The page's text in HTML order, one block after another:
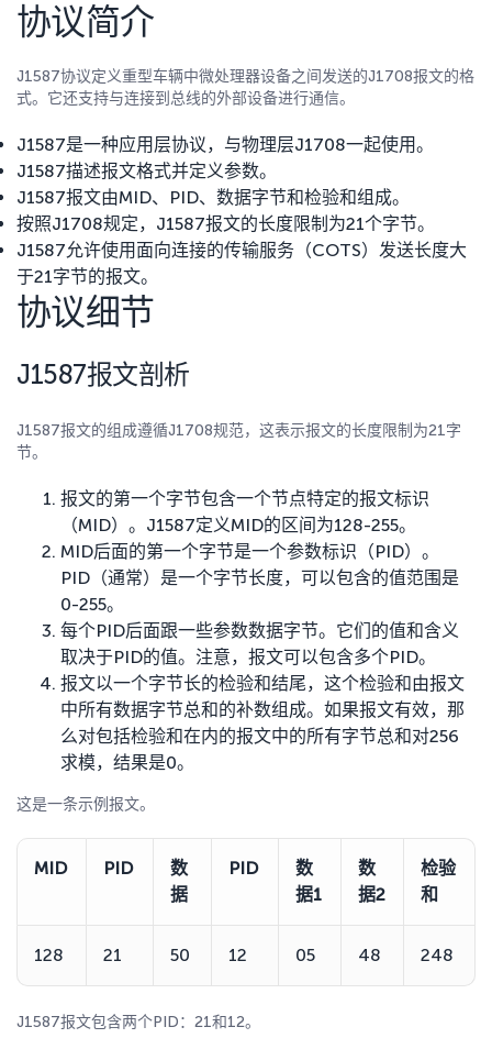
协议简介
J1587协议定义重型车辆中微处理器设备之间发送的J1708报文的格
式。它还支持与连接到总线的外部设备进行通信。
J1587是一种应用层协议，与物理层J1708一起使用。
J1587描述报文格式并定义参数。
J1587报文由MID、PID、数据字节和检验和组成。
按照J1708规定，J1587报文的长度限制为21个字节。
J1587允许使用面向连接的传输服务（COTS）发送长度大
于21字节的报文。
协议细节
J1587报文剖析
J1587报文的组成遵循J1708规范，这表示报文的长度限制为21字
节。
报文的第一个字节包含一个节点特定的报文标识
（MID）。J1587定义MID的区间为128-255。
MID后面的第一个字节是一个参数标识（PID）。
PID（通常）是一个字节长度，可以包含的值范围是
0-255。
每个PID后面跟一些参数数据字节。它们的值和含义
取决于PID的值。注意，报文可以包含多个PID。
报文以一个字节长的检验和结尾，这个检验和由报文
中所有数据字节总和的补数组成。如果报文有效，那
么对包括检验和在内的报文中的所有字节总和对256
求模，结果是0。
这是一条示例报文。
MID PID
数
据
PID
数
据1
数
据2
检验
和
128 21 50 12 05 48 248
J1587报文包含两个PID：21和12。